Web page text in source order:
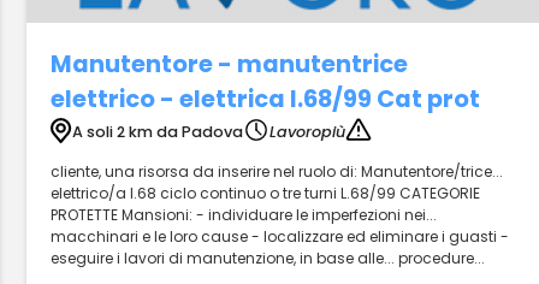
Manutentore - manutentrice
elettrico - elettrica l.68/99 Cat prot
A soli 2 km da Padova
Lavoropiù
cliente, una risorsa da inserire nel ruolo di: Manutentore/trice...
elettrico/a l.68 ciclo continuo o tre turni L.68/99 CATEGORIE
PROTETTE Mansioni: - individuare le imperfezioni nei...
macchinari e le loro cause - localizzare ed eliminare i guasti -
eseguire i lavori di manutenzione, in base alle... procedure...